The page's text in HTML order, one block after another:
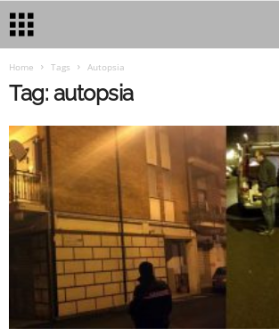
Home Tags Autopsia
Tag: autopsia